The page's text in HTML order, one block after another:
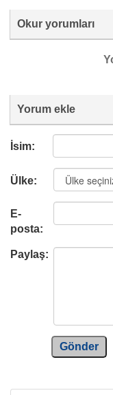
Okur yorumları
Yorum ekle
İsim:
Ülke:
E-
posta:
Paylaş:
Gönder